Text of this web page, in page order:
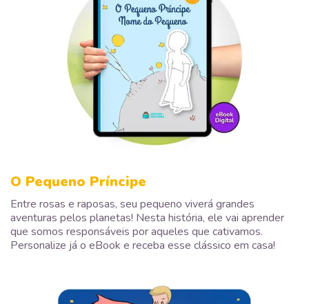
O Pequeno Príncipe
Entre rosas e raposas, seu pequeno viverá grandes
aventuras pelos planetas! Nesta história, ele vai aprender
que somos responsáveis por aqueles que cativamos.
Personalize já o eBook e receba esse clássico em casa!